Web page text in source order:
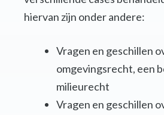
hiervan zijn onder andere:
Vragen en geschillen
omgevingsrecht, een
milieurecht
Vragen en geschillen